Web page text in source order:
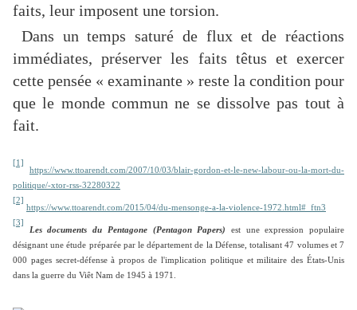
faits, leur imposent une torsion.
Dans un temps saturé de flux et de réactions
immédiates, préserver les faits têtus et exercer
cette pensée « examinante » reste la condition pour
que le monde commun ne se dissolve pas tout à
fait.
[1]
https://www.ttoarendt.com/2007/10/03/blair-gordon-et-le-new-labour-ou-la-mort-du-
politique/-xtor-rss-32280322
[2]
https://www.ttoarendt.com/2015/04/du-mensonge-a-la-violence-1972.html#_ftn3
[3]
Les documents du Pentagone (Pentagon Papers)
est une expression populaire
désignant une étude préparée par le département de la Défense, totalisant 47 volumes et 7
000 pages secret-défense à propos de l'implication politique et militaire des États-Unis
dans la guerre du Viêt Nam de 1945 à 1971.